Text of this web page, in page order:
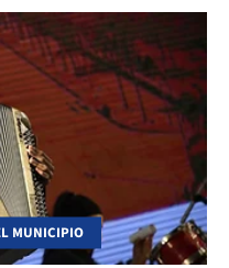
MUNICIPIO